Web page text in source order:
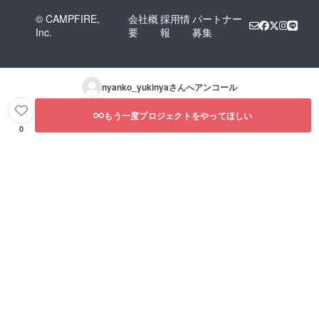
© CAMPFIRE,
Inc.
会社概
要
採用情
報
パートナー
募集
nyanko_yukinyaさんへアンコール
0
もう一度プロジェクトをやってほしい